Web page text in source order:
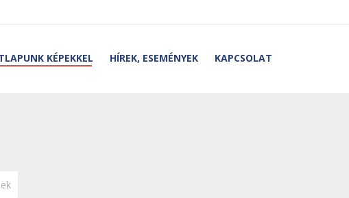
KÉPEKKEL HÍREK, ESEMÉNYEK KAPCSOLAT